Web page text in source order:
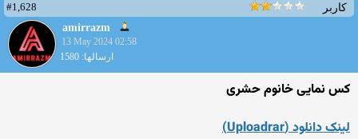
کاربر
#1,628
amirrazm
13 May 2024 02:58
ارسالها: 1580
کس نمایی خانوم حشری
لینک دانلود (Uploadrar)